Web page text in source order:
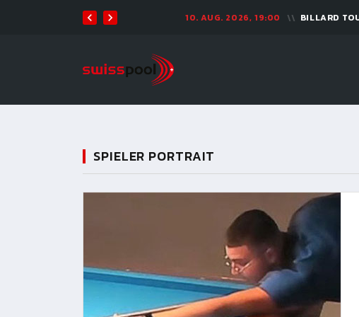
10. AUG. 2026, 19:00 BILLARD TOUR 2026
SPIELER PORTRAIT